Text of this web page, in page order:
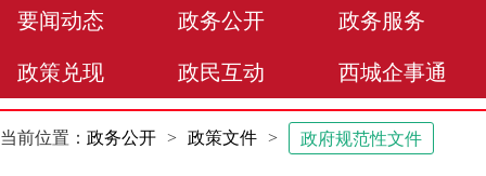
要闻动态 政务公开 政务服务
政策兑现 政民互动 西城企事通
当前位置： 政务公开 > 政策文件 > 政府规范性文件